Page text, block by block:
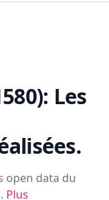
Les
open data du
Plus